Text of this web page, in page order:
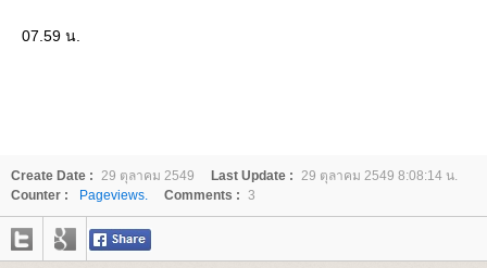
07.59 น.
Create Date : 29 ตุลาคม 2549 Last Update : 29 ตุลาคม 2549 8:08:14 น.
Counter :
Pageviews. Comments : 3